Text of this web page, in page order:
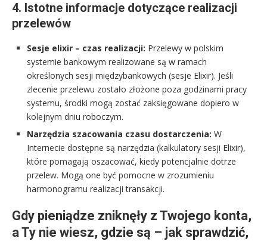
4. Istotne informacje dotyczące realizacji
przelewów
Sesje elixir – czas realizacji: Przelewy w polskim
systemie bankowym realizowane są w ramach
określonych sesji międzybankowych (sesje Elixir). Jeśli
zlecenie przelewu zostało złożone poza godzinami pracy
systemu, środki mogą zostać zaksięgowane dopiero w
kolejnym dniu roboczym.
Narzędzia szacowania czasu dostarczenia: W
Internecie dostępne są narzędzia (kalkulatory sesji Elixir),
które pomagają oszacować, kiedy potencjalnie dotrze
przelew. Mogą one być pomocne w zrozumieniu
harmonogramu realizacji transakcji.
Gdy pieniądze zniknęły z Twojego konta,
a Ty nie wiesz, gdzie są – jak sprawdzić,